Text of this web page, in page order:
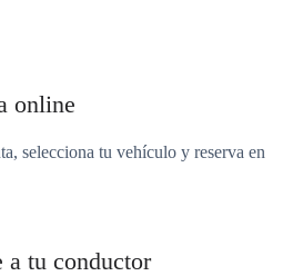
online
selecciona tu vehículo y reserva en
a tu conductor